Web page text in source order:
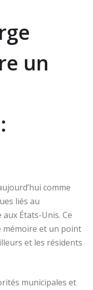
un
comme
liés au
États-Unis. Ce
mémoire et un point
et les résidents
municipales et